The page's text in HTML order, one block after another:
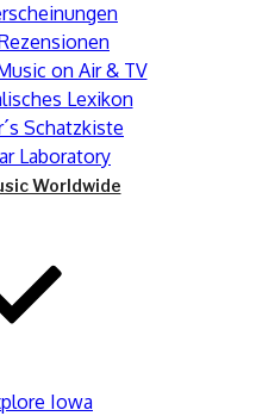
on Air & TV
Lexikon
Schatzkiste
Laboratory
Worldwide
Iowa